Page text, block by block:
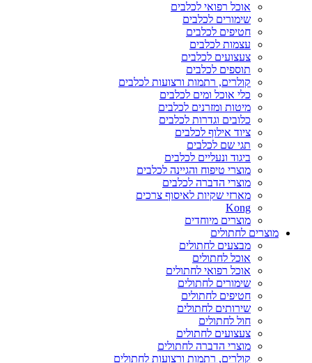
אוכל רפואי לכלבים
שימורים לכלבים
חטיפים לכלבים
עצמות לכלבים
צעצועים לכלבים
תוספים לכלבים
קולרים, רתמות ורצועות לכלבים
כלי אוכל ומים לכלבים
מיטות ומזרנים לכלבים
כלובים וגדרות לכלבים
ציוד אילוף לכלבים
תגי שם לכלבים
ביגוד ונעליים לכלבים
מוצרי טיפוח והגיינה לכלבים
מוצרי הדברה לכלבים
מארזי שקיות לאיסוף צרכים
Kong
מוצרים מיוחדים
מוצרים לחתולים
מבצעים לחתולים
אוכל לחתולים
אוכל רפואי לחתולים
שימורים לחתולים
חטיפים לחתולים
שירותים לחתולים
חול לחתולים
צעצועים לחתולים
מוצרי הדברה לחתולים
קולרים, רתמות ורצועות לחתולים